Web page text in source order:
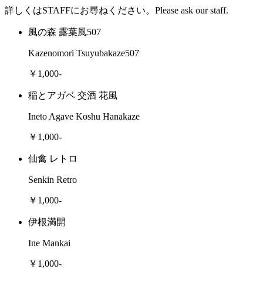
詳しくはSTAFFにお尋ねください。Please ask our staff.
風の森 露葉風507
Kazenomori Tsuyubakaze507
￥1,000-
稲とアガベ 交酒 花風
Ineto Agave Koshu Hanakaze
￥1,000-
仙禽 レトロ
Senkin Retro
￥1,000-
伊根満開
Ine Mankai
￥1,000-